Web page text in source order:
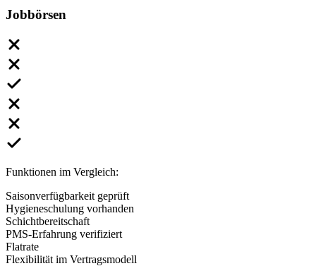
Jobbörsen
Funktionen im Vergleich:
Saisonverfügbarkeit geprüft
Hygieneschulung vorhanden
Schichtbereitschaft
PMS-Erfahrung verifiziert
Flatrate
Flexibilität im Vertragsmodell